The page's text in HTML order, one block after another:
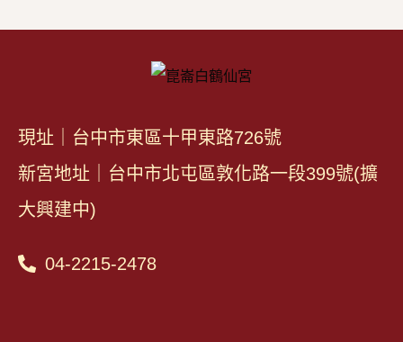
現址｜台中市東區十甲東路726號
新宮地址｜台中市北屯區敦化路一段399號(擴
大興建中)
04-2215-2478